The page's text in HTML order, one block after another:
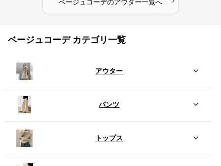
ベージュコーデのアウター一覧へ
ベージュコーデ カテゴリ一覧
アウター
パンツ
トップス